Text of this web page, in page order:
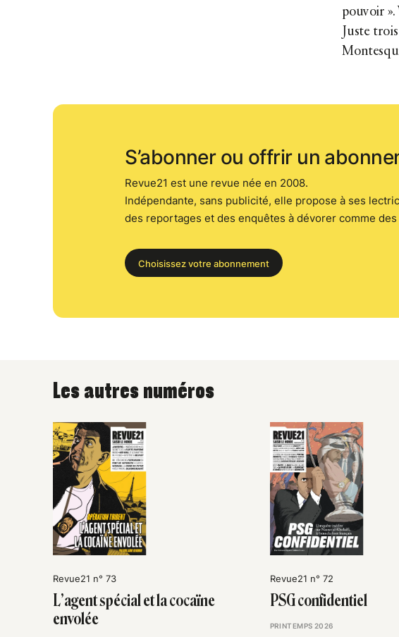
pouvoir ».
Juste
S’abonner ou offrir un
Revue21 est une revue née en 2008.
Indépendante, sans publicité, elle propose à ses
des reportages et des enquêtes à dévorer comme des
Choisissez votre abonnement
Les autres numéros
Revue21 n° 73
L’agent spécial et la cocaïne
envolée
Revue21 n° 72
PSG confidentiel
PRINTEMPS 2026